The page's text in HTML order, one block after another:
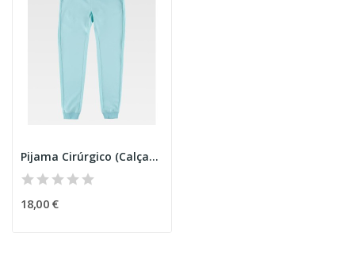
Pijama Cirúrgico (Calças) Senhora
18,00 €